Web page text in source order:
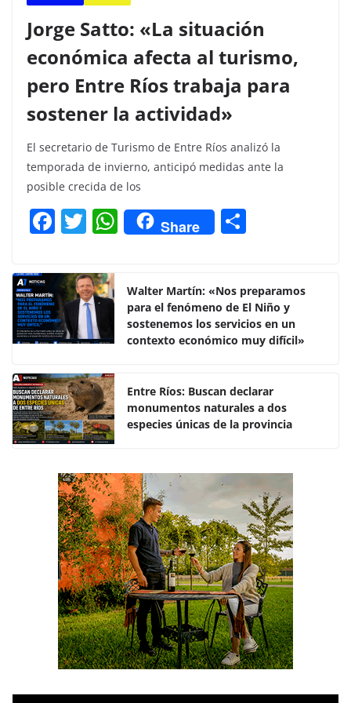
Jorge Satto: «La situación
económica afecta al turismo,
pero Entre Ríos trabaja para
sostener la actividad»
El secretario de Turismo de Entre Ríos analizó la
temporada de invierno, anticipó medidas ante la
posible crecida de los
F
c
e
b
o
o
k
T
itt
er
W
h
s
A
p
Share
p
ar
tir
Walter Martín: «Nos preparamos
para el fenómeno de El Niño y
sostenemos los servicios en un
contexto económico muy difícil»
Entre Ríos: Buscan declarar
monumentos naturales a dos
especies únicas de la provincia